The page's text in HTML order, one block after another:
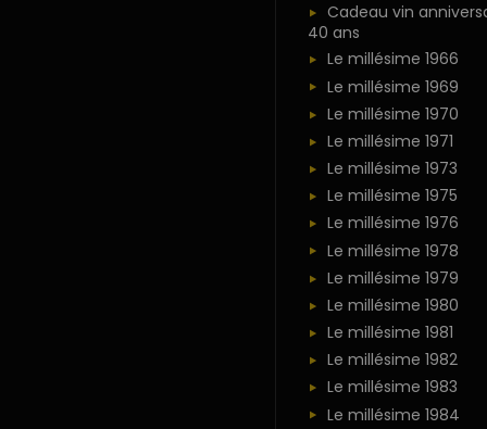
Cadeau vin
40 ans
Le millésime 1966
Le millésime 1969
Le millésime 1970
Le millésime 1971
Le millésime 1973
Le millésime 1975
Le millésime 1976
Le millésime 1978
Le millésime 1979
Le millésime 1980
Le millésime 1981
Le millésime 1982
Le millésime 1983
Le millésime 1984